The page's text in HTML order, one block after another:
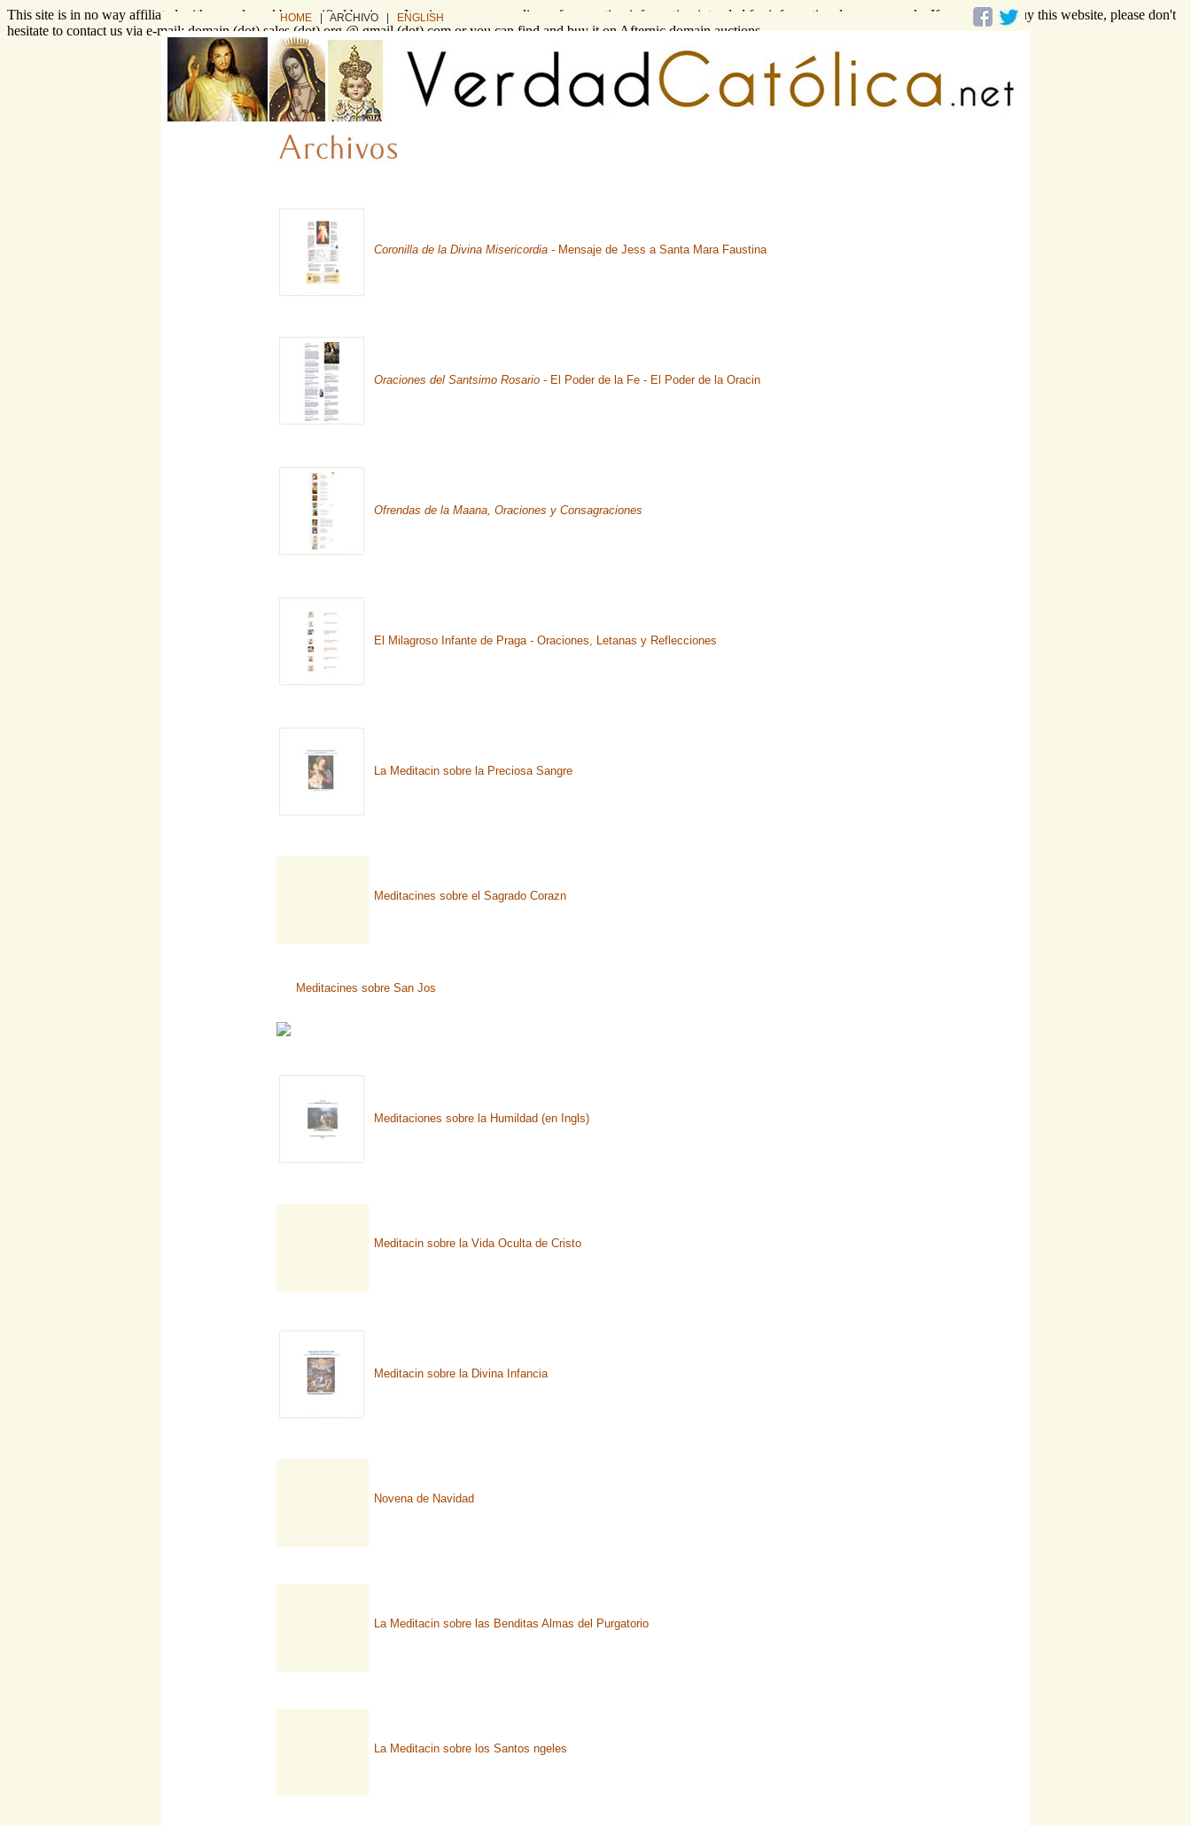
HOME | ARCHIVO | ENGLISH
Coronilla de la Divina Misericordia - Mensaje de Jess a Santa Mara Faustina
Oraciones del Santsimo Rosario - El Poder de la Fe - El Poder de la Oracin
Ofrendas de la Maana, Oraciones y Consagraciones
El Milagroso Infante de Praga - Oraciones, Letanas y Reflecciones
La Meditacin sobre la Preciosa Sangre
Meditacines sobre el Sagrado Corazn
Meditacines sobre San Jos
Meditaciones sobre la Humildad (en Ingls)
Meditacin sobre la Vida Oculta de Cristo
Meditacin sobre la Divina Infancia
Novena de Navidad
La Meditacin sobre las Benditas Almas del Purgatorio
La Meditacin sobre los Santos ngeles
This site is in no way affiliated with or endorsed by specified business. It exists as a compendium of supporting information intended for informational purposes only. If you want to buy this website, please don't
hesitate to contact us via e-mail: domain (dot) sales (dot) org @ gmail (dot) com or you can find and buy it on Afternic domain auctions.